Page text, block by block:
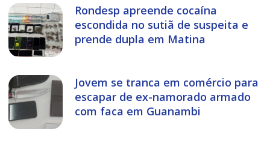
Rondesp apreende cocaína
escondida no sutiã de suspeita e
prende dupla em Matina
Jovem se tranca em comércio para
escapar de ex-namorado armado
com faca em Guanambi